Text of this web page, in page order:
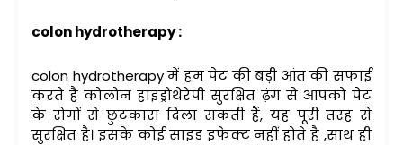
colon hydrotherapy :
colon hydrotherapy में हम पेट की बड़ी आंत की सफाई
करते है कोलोन हाइड्रोथेरेपी सुरक्षित ढ़ंग से आपको पेट
के रोगों से छुटकारा दिला सकती हैं, यह पूरी तरह से
सुरक्षित है। इसके कोई साइड इफेक्ट नहीं होते है ,साथ ही